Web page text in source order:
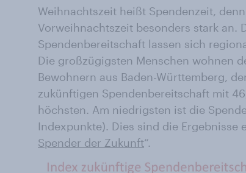
Weihnachtszeit heißt Spendenzeit,
Vorweihnachtszeit besonders stark an.
Spendenbereitschaft lassen sich
Die großzügigsten Menschen wohnen
Bewohnern aus Baden-Württemberg,
zukünftigen Spendenbereitschaft mit
höchsten. Am niedrigsten ist die
Indexpunkte). Dies sind die Ergebnisse
Spender der Zukunft“.